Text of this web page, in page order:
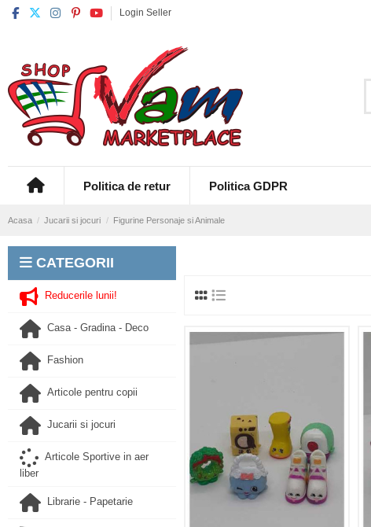
Login Seller
Politica de retur Politica GDPR
Acasa Jucarii si jocuri Figurine Personaje si Animale
CATEGORII
Reducerile lunii!
Casa - Gradina - Deco
Fashion
Articole pentru copii
Jucarii si jocuri
Articole Sportive in aer
liber
Librarie - Papetarie